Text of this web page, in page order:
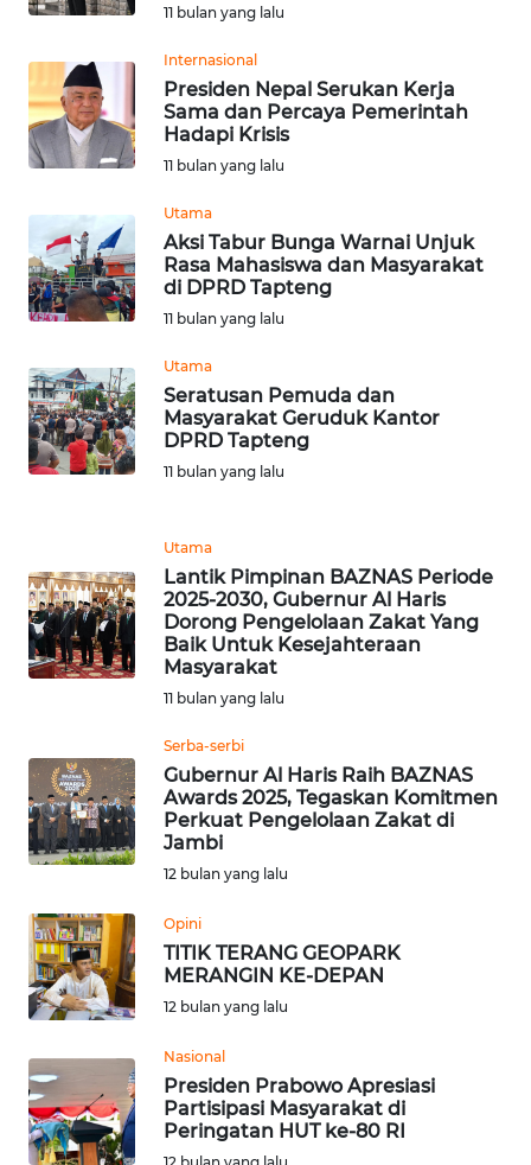
11 bulan yang lalu
Internasional
Presiden Nepal Serukan Kerja
Sama dan Percaya Pemerintah
Hadapi Krisis
11 bulan yang lalu
Utama
Aksi Tabur Bunga Warnai Unjuk
Rasa Mahasiswa dan Masyarakat
di DPRD Tapteng
11 bulan yang lalu
Utama
Seratusan Pemuda dan
Masyarakat Geruduk Kantor
DPRD Tapteng
11 bulan yang lalu
Utama
Lantik Pimpinan BAZNAS Periode
2025-2030, Gubernur Al Haris
Dorong Pengelolaan Zakat Yang
Baik Untuk Kesejahteraan
Masyarakat
11 bulan yang lalu
Serba-serbi
Gubernur Al Haris Raih BAZNAS
Awards 2025, Tegaskan Komitmen
Perkuat Pengelolaan Zakat di
Jambi
12 bulan yang lalu
Opini
TITIK TERANG GEOPARK
MERANGIN KE-DEPAN
12 bulan yang lalu
Nasional
Presiden Prabowo Apresiasi
Partisipasi Masyarakat di
Peringatan HUT ke-80 RI
SULTENG
WN
SULBAR
WN
WN
SUMBAR
SUMSEL
WN
BENGKULU
WN
JATENG
WN
JOGJA
WN
WN
BALI
KALBAR
WN
KALTENG